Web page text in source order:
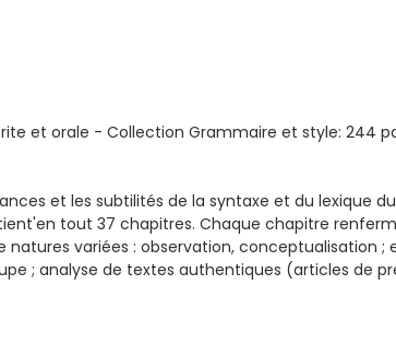
et orale - Collection Grammaire et style: 244
et les subtilités de la syntaxe et du lexique
tout 37 chapitres. Chaque chapitre
variées : observation, conceptualisation ;
; analyse de textes authentiques (articles de